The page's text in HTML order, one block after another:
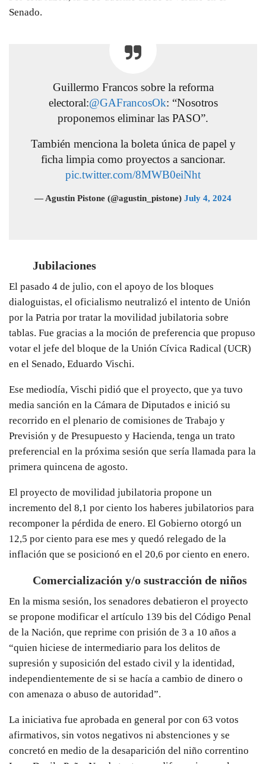
Senado.
Guillermo Francos sobre la reforma
electoral:@GAFrancosOk: “Nosotros
proponemos eliminar las PASO”.
También menciona la boleta única de papel y
ficha limpia como proyectos a sancionar.
pic.twitter.com/8MWB0eiNht
— Agustin Pistone (@agustin_pistone) July 4, 2024
Jubilaciones
El pasado 4 de julio, con el apoyo de los bloques
dialoguistas, el oficialismo neutralizó el intento de Unión
por la Patria por tratar la movilidad jubilatoria sobre
tablas. Fue gracias a la moción de preferencia que propuso
votar el jefe del bloque de la Unión Cívica Radical (UCR)
en el Senado, Eduardo Vischi.
Ese mediodía, Vischi pidió que el proyecto, que ya tuvo
media sanción en la Cámara de Diputados e inició su
recorrido en el plenario de comisiones de Trabajo y
Previsión y de Presupuesto y Hacienda, tenga un trato
preferencial en la próxima sesión que sería llamada para la
primera quincena de agosto.
El proyecto de movilidad jubilatoria propone un
incremento del 8,1 por ciento los haberes jubilatorios para
recomponer la pérdida de enero. El Gobierno otorgó un
12,5 por ciento para ese mes y quedó relegado de la
inflación que se posicionó en el 20,6 por ciento en enero.
Comercialización y/o sustracción de niños
En la misma sesión, los senadores debatieron el proyecto
se propone modificar el artículo 139 bis del Código Penal
de la Nación, que reprime con prisión de 3 a 10 años a
“quien hiciese de intermediario para los delitos de
supresión y suposición del estado civil y la identidad,
independientemente de si se hacía a cambio de dinero o
con amenaza o abuso de autoridad”.
La iniciativa fue aprobada en general por con 63 votos
afirmativos, sin votos negativos ni abstenciones y se
concretó en medio de la desaparición del niño correntino